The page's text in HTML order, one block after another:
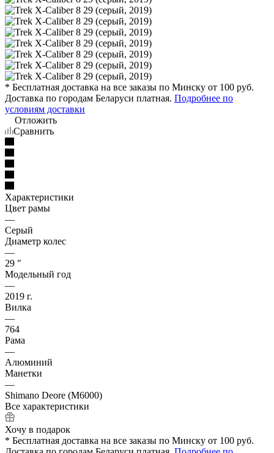
* Бесплатная доставка на все заказы по Минску от 100 руб.
Доставка по городам Беларуси платная. Подробнее по
условиям доставки
Отложить
Сравнить
Характеристики
Цвет рамы
—
Серый
Диаметр колес
—
29 "
Модельный год
—
2019 г.
Вилка
—
764
Рама
—
Алюминий
Манетки
—
Shimano Deore (M6000)
Все характеристики
Хочу в подарок
* Бесплатная доставка на все заказы по Минску от 100 руб.